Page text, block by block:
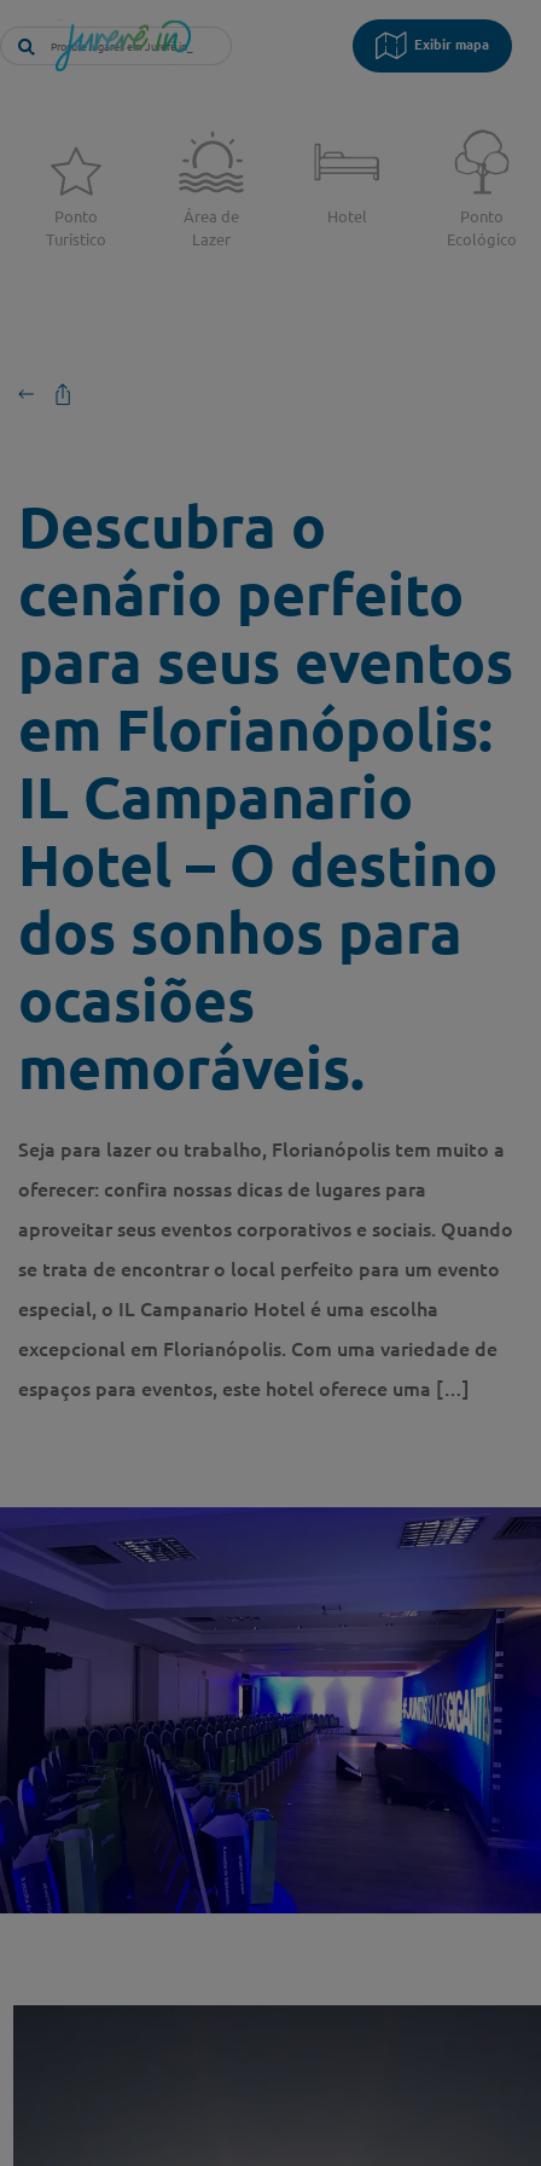
Exibir mapa
Ponto
Turístico
Área de
Lazer
Hotel
Ponto
Ecológico
Descubra o
cenário perfeito
para seus eventos
em Florianópolis:
IL Campanario
Hotel – O destino
dos sonhos para
ocasiões
memoráveis.
Seja para lazer ou trabalho, Florianópolis tem muito a
oferecer: confira nossas dicas de lugares para
aproveitar seus eventos corporativos e sociais. Quando
se trata de encontrar o local perfeito para um evento
especial, o IL Campanario Hotel é uma escolha
excepcional em Florianópolis. Com uma variedade de
espaços para eventos, este hotel oferece uma […]